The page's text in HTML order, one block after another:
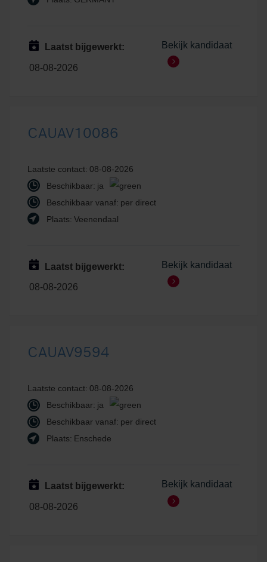
Laatst bijgewerkt:
08-08-2026
Bekijk kandidaat
CAUAV10086
Laatste contact: 08-08-2026
Beschikbaar: ja
Beschikbaar vanaf: per direct
Plaats: Veenendaal
Laatst bijgewerkt:
08-08-2026
Bekijk kandidaat
CAUAV9594
Laatste contact: 08-08-2026
Beschikbaar: ja
Beschikbaar vanaf: per direct
Plaats: Enschede
Laatst bijgewerkt:
08-08-2026
Bekijk kandidaat